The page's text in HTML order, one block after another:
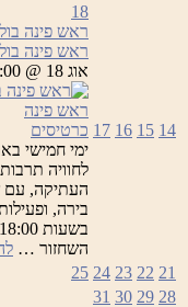
14
15
16
17
18
ראש פינה
ראש פינה
אוג 18 @ 16:00 – 23:00
כרטיסים
ימי חמישי
לחוויה
העתיקה, עם
בירה,
השחזור …
21
22
23
24
25
28
29
30
31